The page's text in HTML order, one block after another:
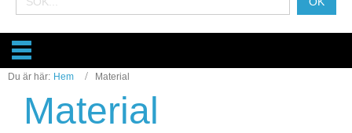
Du är här: Hem Material
Material